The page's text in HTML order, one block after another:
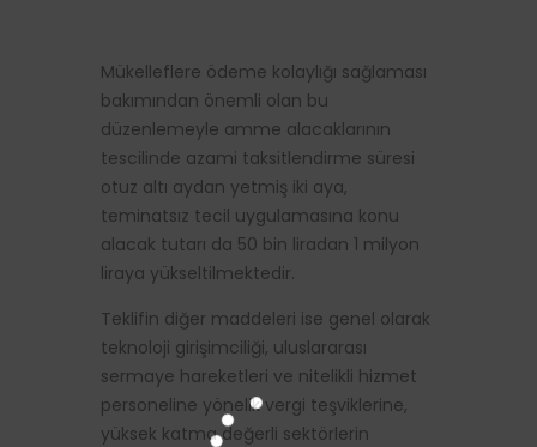
Mükelleflere ödeme kolaylığı sağlaması
bakımından önemli olan bu
düzenlemeyle amme alacaklarının
tescilinde azami taksitlendirme süresi
otuz altı aydan yetmiş iki aya,
teminatsız tecil uygulamasına konu
alacak tutarı da 50 bin liradan 1 milyon
liraya yükseltilmektedir.
Teklifin diğer maddeleri ise genel olarak
teknoloji girişimciliği, uluslararası
sermaye hareketleri ve nitelikli hizmet
personeline yönelik vergi teşviklerine,
yüksek katma değerli sektörlerin